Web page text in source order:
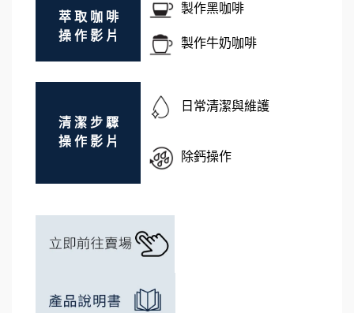
萃 取 咖 啡
操 作 影 片
製作黑咖啡
製作牛奶咖啡
清 潔 步 驟
操 作 影 片
日常清潔與維護
除鈣操作